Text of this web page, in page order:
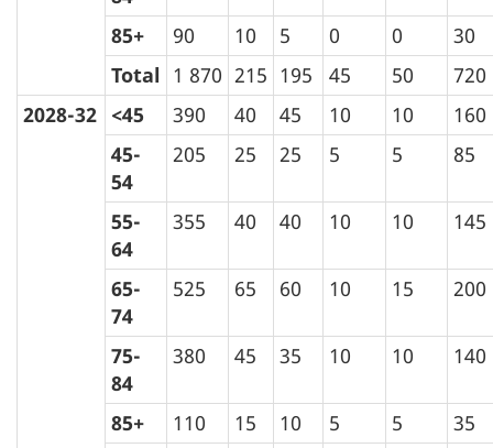
85+
90 10 5 0 0
30
Total 1 870 215 195 45 50
720
2028-32 <45 390 40 45 10 10
160
45-
54
205 25 25 5 5 85
55-
64
355 40 40 10 10 145
65-
74
525 65 60 10 15 200
75-
84
380 45 35 10 10 140
85+ 110 15 10 5 5
35